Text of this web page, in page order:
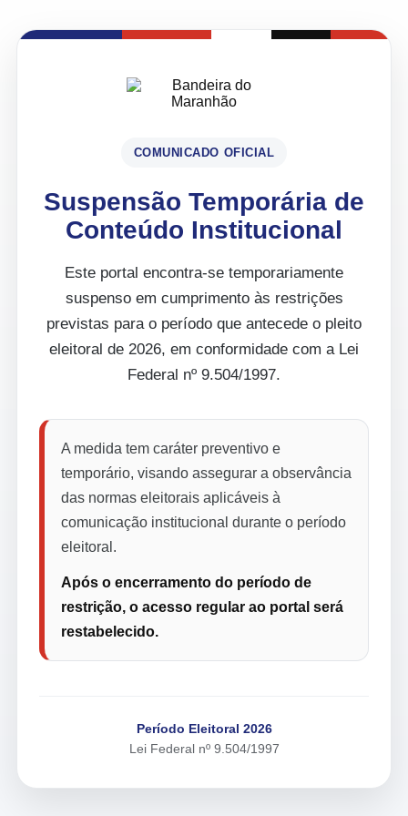
COMUNICADO OFICIAL
Suspensão Temporária de
Conteúdo Institucional
Este portal encontra-se temporariamente
suspenso em cumprimento às restrições
previstas para o período que antecede o pleito
eleitoral de 2026, em conformidade com a Lei
Federal nº 9.504/1997.
A medida tem caráter preventivo e
temporário, visando assegurar a observância
das normas eleitorais aplicáveis à
comunicação institucional durante o período
eleitoral.
Após o encerramento do período de
restrição, o acesso regular ao portal será
restabelecido.
Período Eleitoral 2026
Lei Federal nº 9.504/1997